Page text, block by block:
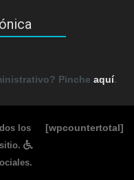
Pinche aquí.
los
.
.
[wpcountertotal]